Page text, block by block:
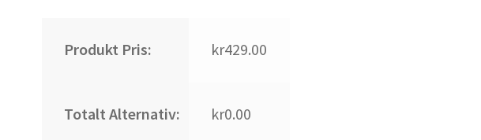
Produkt Pris: kr429.00
Totalt Alternativ: kr0.00